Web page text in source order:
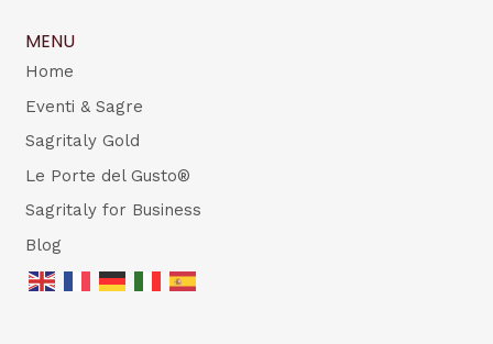
MENU
Home
Eventi & Sagre
Sagritaly Gold
Le Porte del Gusto®
Sagritaly for Business
Blog